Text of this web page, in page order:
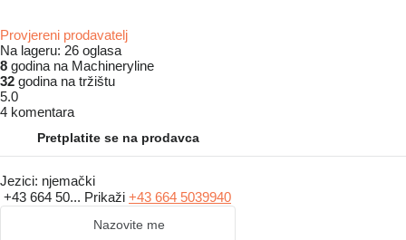
Provjereni prodavatelj
Na lageru: 26 oglasa
8 godina na Machineryline
32 godina na tržištu
5.0
4 komentara
Pretplatite se na prodavca
Jezici: njemački
+43 664 50... Prikaži +43 664 5039940
Nazovite me